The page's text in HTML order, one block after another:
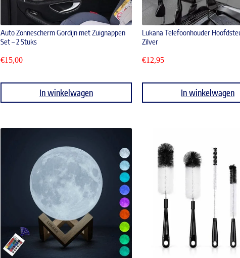
Auto Zonnescherm Gordijn met Zuignappen
Set – 2 Stuks
€15,00
In winkelwagen
Lukana Telefoonhouder
Zilver
€12,95
In winkelwagen